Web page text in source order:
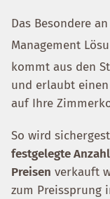
Das Besondere
Management
kommt aus den
und erlaubt einen
auf Ihre
So wird
festgelegte
Preisen verkauft
zum Preissprung